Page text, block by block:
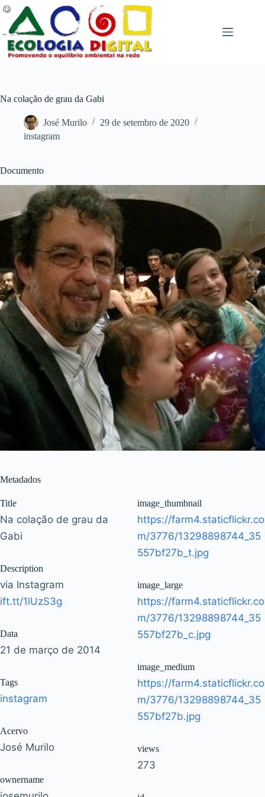
Pular
para
conteúdo
Na colação de grau da Gabi
José Murilo
29 de setembro de 2020
instagram
Documento
Metadados
Title
Na colação de grau da
Gabi
Description
via Instagram
ift.tt/1lUzS3g
Data
21 de março de 2014
Tags
instagram
Acervo
José Murilo
ownername
image_thumbnail
https://farm4.staticflickr.co
m/3776/13298898744_35
557bf27b_t.jpg
image_large
https://farm4.staticflickr.co
m/3776/13298898744_35
557bf27b_c.jpg
image_medium
https://farm4.staticflickr.co
m/3776/13298898744_35
557bf27b.jpg
views
273